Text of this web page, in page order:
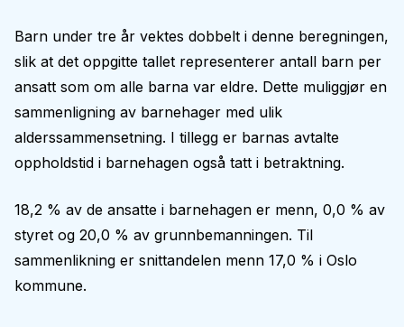
Barn under tre år vektes dobbelt i denne beregningen,
slik at det oppgitte tallet representerer antall barn per
ansatt som om alle barna var eldre. Dette muliggjør en
sammenligning av barnehager med ulik
alderssammensetning. I tillegg er barnas avtalte
oppholdstid i barnehagen også tatt i betraktning.
18,2 % av de ansatte i barnehagen er menn, 0,0 % av
styret og 20,0 % av grunnbemanningen. Til
sammenlikning er snittandelen menn 17,0 % i Oslo
kommune.